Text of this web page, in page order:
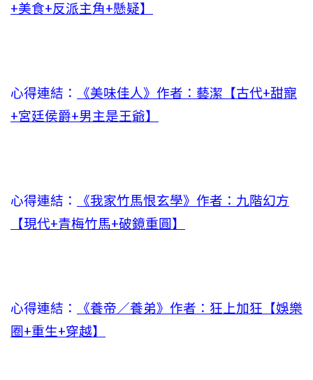
+美食+反派主角+懸疑】
心得連結：
《美味佳人》作者：藝潔【古代+甜寵
+宮廷侯爵+男主是王爺】
心得連結：
《我家竹馬恨玄學》作者：九階幻方
【現代+青梅竹馬+破鏡重圓】
心得連結：
《養帝／養弟》作者：狂上加狂【娛樂
圈+重生+穿越】